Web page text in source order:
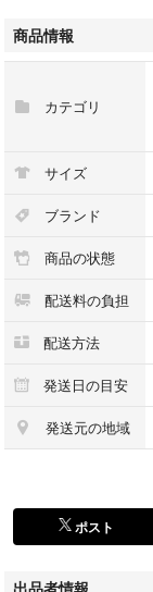
商品情報
カテゴリ
サイズ
ブランド
商品の状態
配送料の負担
配送方法
発送日の目安
発送元の地域
ポスト
出品者情報